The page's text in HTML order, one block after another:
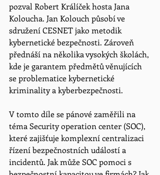
pozval Robert Králíček hosta Jana
Koloucha. Jan Kolouch působí ve
sdružení CESNET jako metodik
kybernetické bezpečnosti. Zároveň
přednáší na několika vysokých školách,
kde je garantem předmětů věnujících
se problematice kybernetické
kriminality a kyberbezpečnosti.
V tomto díle se pánové zaměřili na
téma Security operation center (SOC),
které zajišťuje komplexní centralizaci
řízení bezpečnostních událostí a
incidentů. Jak může SOC pomoci s